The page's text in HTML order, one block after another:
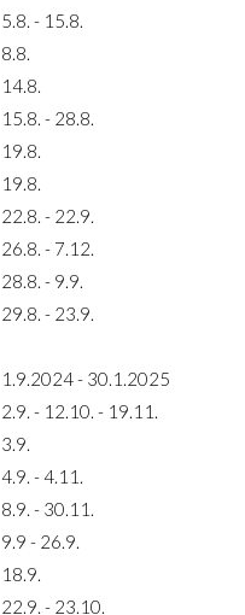
5.8. - 15.8.
8.8.
14.8.
15.8. - 28.8.
19.8.
19.8.
22.8. - 22.9.
26.8. - 7.12.
28.8. - 9.9.
29.8. - 23.9.
1.9.2024 - 30.1.2025
2.9. - 12.10. - 19.11.
3.9.
4.9. - 4.11.
8.9. - 30.11.
9.9 - 26.9.
18.9.
22.9. - 23.10.